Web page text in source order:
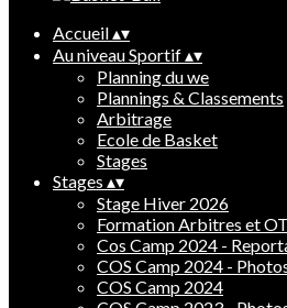
Accueil▴▾
Au niveau Sportif▴▾
Planning du we
Plannings & Classements
Arbitrage
Ecole de Basket
Stages
Stages ▴▾
Stage Hiver 2026
Formation Arbitres et
Cos Camp 2024 -
COS Camp 2024 -
COS Camp 2024